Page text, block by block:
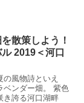
散策しよう！
2019＜河口
風物詩といえ
ベンダー畑。 紫色
き誇る河口湖畔